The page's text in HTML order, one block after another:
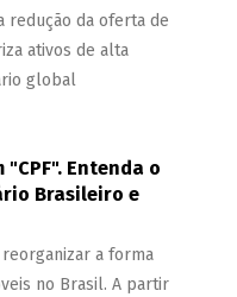
redução da oferta de
ativos de alta
global
"CPF". Entenda o
Brasileiro e
a forma
no Brasil. A partir